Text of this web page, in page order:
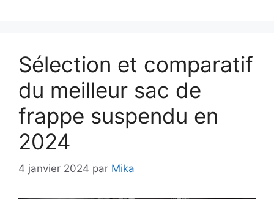
Sélection et comparatif
du meilleur sac de
frappe suspendu en
2024
4 janvier 2024 par Mika